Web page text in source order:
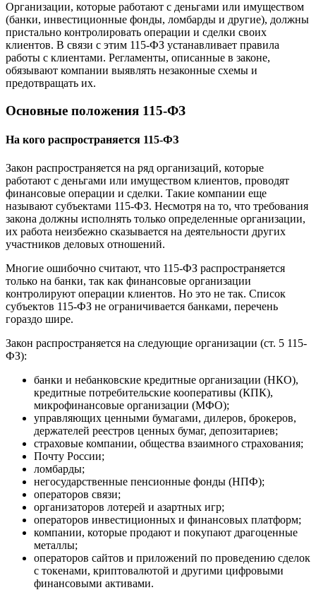
Организации, которые работают с деньгами или имуществом
(банки, инвестиционные фонды, ломбарды и другие), должны
пристально контролировать операции и сделки своих
клиентов. В связи с этим 115-ФЗ устанавливает правила
работы с клиентами. Регламенты, описанные в законе,
обязывают компании выявлять незаконные схемы и
предотвращать их.
Основные положения 115-ФЗ
На кого распространяется 115-ФЗ
Закон распространяется на ряд организаций, которые
работают с деньгами или имуществом клиентов, проводят
финансовые операции и сделки. Такие компании еще
называют субъектами 115-ФЗ. Несмотря на то, что требования
закона должны исполнять только определенные организации,
их работа неизбежно сказывается на деятельности других
участников деловых отношений.
Многие ошибочно считают, что 115-ФЗ распространяется
только на банки, так как финансовые организации
контролируют операции клиентов. Но это не так. Список
субъектов 115-ФЗ не ограничивается банками, перечень
гораздо шире.
Закон распространяется на следующие организации (ст. 5 115-
ФЗ):
банки и небанковские кредитные организации (НКО),
кредитные потребительские кооперативы (КПК),
микрофинансовые организации (МФО);
управляющих ценными бумагами, дилеров, брокеров,
держателей реестров ценных бумаг, депозитариев;
страховые компании, общества взаимного страхования;
Почту России;
ломбарды;
негосударственные пенсионные фонды (НПФ);
операторов связи;
организаторов лотерей и азартных игр;
операторов инвестиционных и финансовых платформ;
компании, которые продают и покупают драгоценные
металлы;
операторов сайтов и приложений по проведению сделок
с токенами, криптовалютой и другими цифровыми
финансовыми активами.